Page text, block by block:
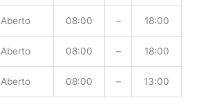
Aberto 08:00 – 18:00
Aberto 08:00 – 18:00
Aberto 08:00 – 13:00